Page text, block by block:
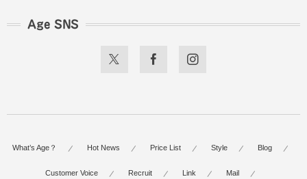
Age SNS
What’s Age？ Hot News Price List Style Blog
Customer Voice Recruit Link Mail